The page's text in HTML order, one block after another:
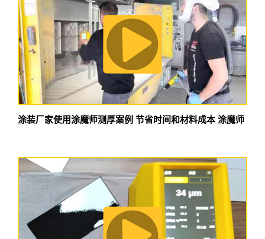
涂装厂家使用涂魔师测厚案例 节省时间和材料成本 涂魔师